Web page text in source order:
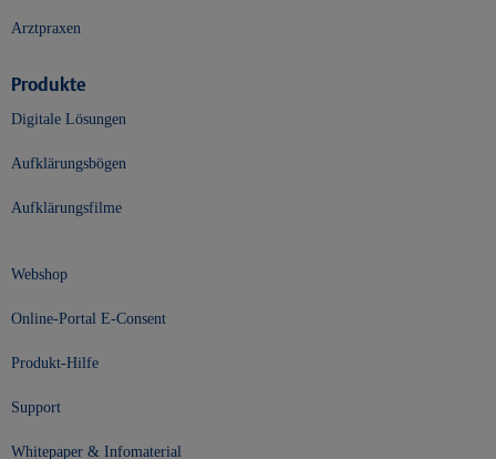
Arztpraxen
Produkte
Digitale Lösungen
Aufklärungsbögen
Aufklärungsfilme
Webshop
Online-Portal E-Consent
Produkt-Hilfe
Support
Whitepaper & Infomaterial